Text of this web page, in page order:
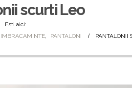
scurti Leo
Esti aici:
IMBRACAMINTE, PANTALONI PANTALONII